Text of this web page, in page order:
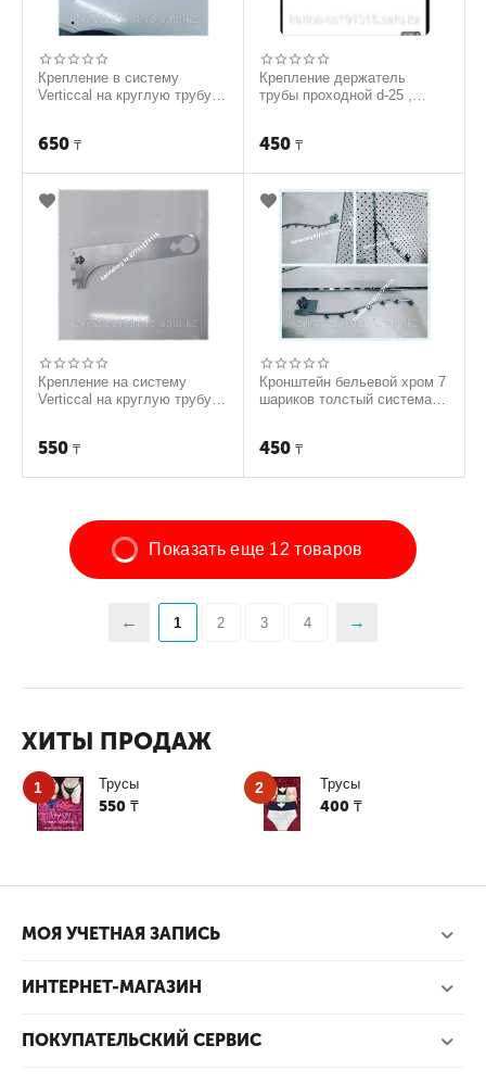
Крепление в систему
Verticcal на круглую трубу
650 ₸
Крепление держатель
трубы проходной d-25 ,
450 ₸
Крепление на систему
Verticcal на круглую трубу
550 ₸
Кронштейн бельевой хром 7
шариков толстый система
450 ₸
Показать еще 12 товаров
1 2 3 4
ХИТЫ ПРОДАЖ
1 Трусы
550 ₸
2 Трусы
400 ₸
МОЯ УЧЕТНАЯ ЗАПИСЬ
ИНТЕРНЕТ-МАГАЗИН
ПОКУПАТЕЛЬСКИЙ СЕРВИС